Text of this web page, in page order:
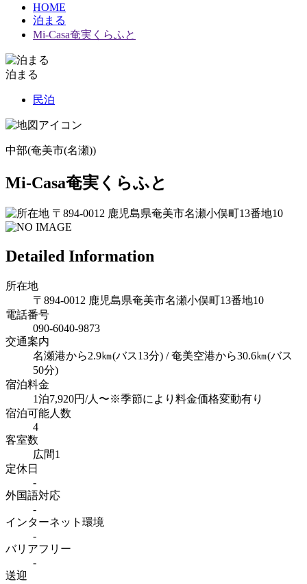
HOME
泊まる
Mi-Casa奄実くらふと
泊まる
民泊
中部(奄美市(名瀬))
Mi-Casa奄実くらふと
〒894-0012 鹿児島県奄美市名瀬小俣町13番地10
Detailed Information
所在地
〒894-0012 鹿児島県奄美市名瀬小俣町13番地10
電話番号
090-6040-9873
交通案内
名瀬港から2.9㎞(バス13分) / 奄美空港から30.6㎞(バス
50分)
宿泊料金
1泊7,920円/人〜※季節により料金価格変動有り
宿泊可能人数
4
客室数
広間1
定休日
-
外国語対応
-
インターネット 環境
-
バリアフリー
-
送迎